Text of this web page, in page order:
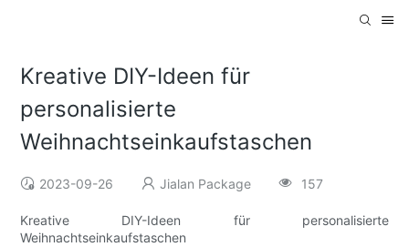
Kreative DIY-Ideen für
personalisierte
Weihnachtseinkaufstaschen
2023-09-26 Jialan Package 157
Kreative DIY-Ideen für personalisierte
Weihnachtseinkaufstaschen